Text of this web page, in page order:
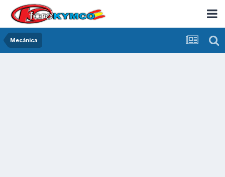
Mecánica